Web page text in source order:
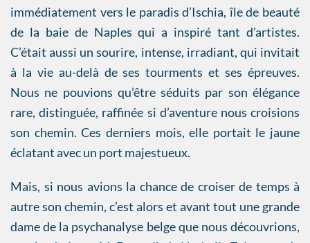
immédiatement vers le paradis d’Ischia, île de beauté
de la baie de Naples qui a inspiré tant d’artistes.
C’était aussi un sourire, intense, irradiant, qui invitait
à la vie au-delà de ses tourments et ses épreuves.
Nous ne pouvions qu’être séduits par son élégance
rare, distinguée, raffinée si d’aventure nous croisions
son chemin. Ces derniers mois, elle portait le jaune
éclatant avec un port majestueux.
Mais, si nous avions la chance de croiser de temps à
autre son chemin, c’est alors et avant tout une grande
dame de la psychanalyse belge que nous découvrions,